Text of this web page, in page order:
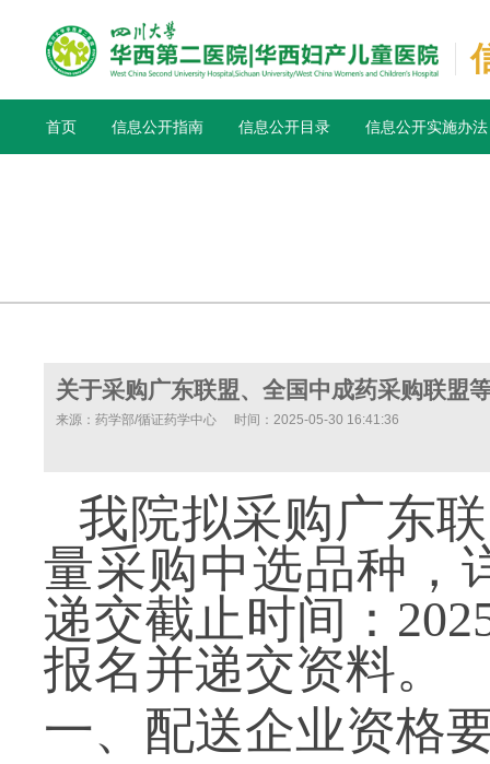
首页 信息公开指南 信息公开目录 信息公开实施办法
关于采购广东联盟、全国中成药采购联盟
来源：药学部/循证药学中心 时间：2025-05-30 16:41:36
我院拟采购广东
量采购中选品种，
递交截止时间：
报名并递交资料。
一、配送企业资格